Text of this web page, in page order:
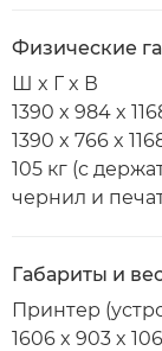
Физические
Ш x Г x В
1390 x 984 x
1390 x 766 x
105 кг (с
чернил и
Габариты и
Принтер
1606 x 903 x